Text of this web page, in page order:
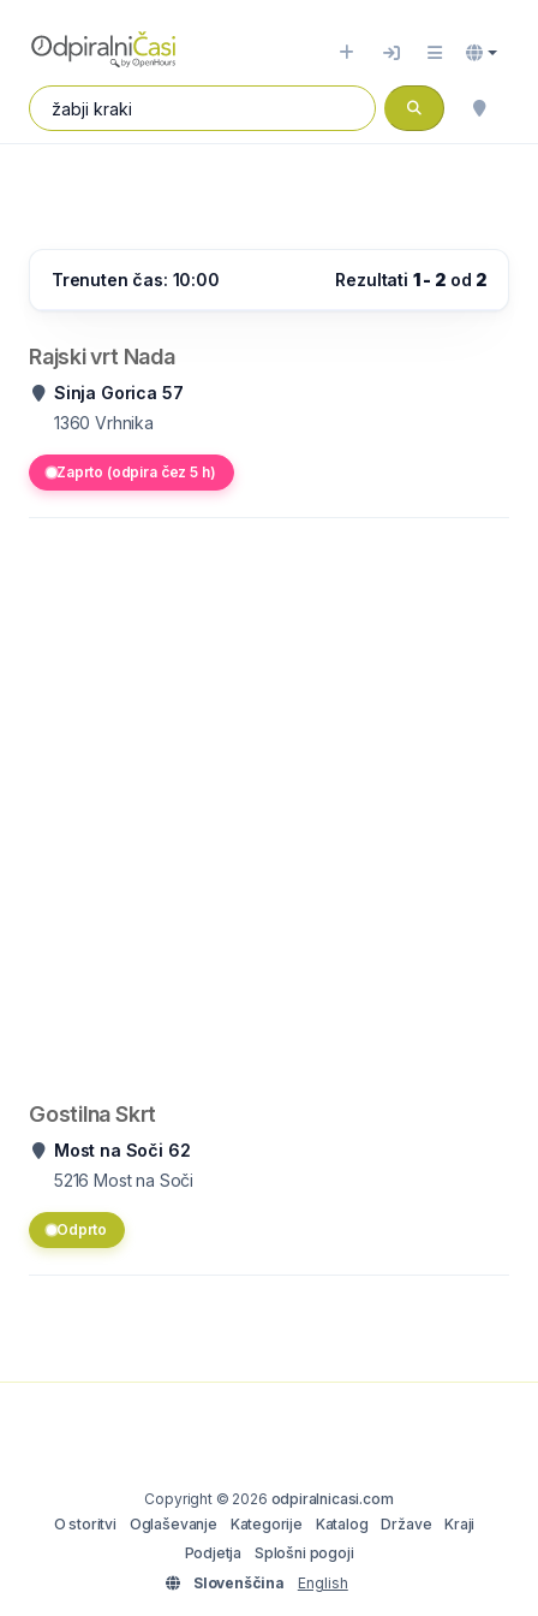
Trenuten čas: 10:00 Rezultati 1 - 2od 2
Rajski vrt Nada
Sinja Gorica 57
1360 Vrhnika
Zaprto (odpira čez 5 h)
Gostilna Skrt
Most na Soči 62
5216 Most na Soči
Odprto
Copyright © 2026 odpiralnicasi.com
O storitvi
Oglaševanje Kategorije Katalog Države
Kraji
Podjetja
Splošni pogoji
Slovenščina
English